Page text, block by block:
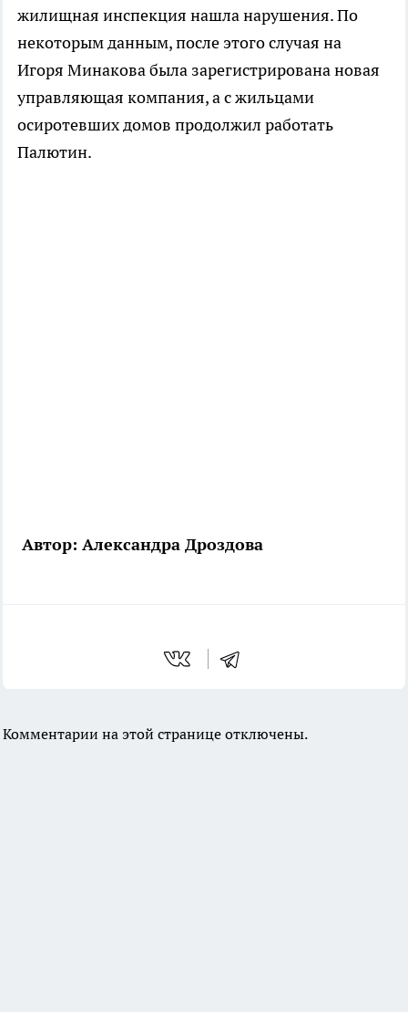
жилищная инспекция нашла нарушения. По
некоторым данным, после этого случая на
Игоря Минакова была зарегистрирована новая
управляющая компания, а с жильцами
осиротевших домов продолжил работать
Палютин.
Автор: Александра Дроздова
Комментарии на этой странице отключены.